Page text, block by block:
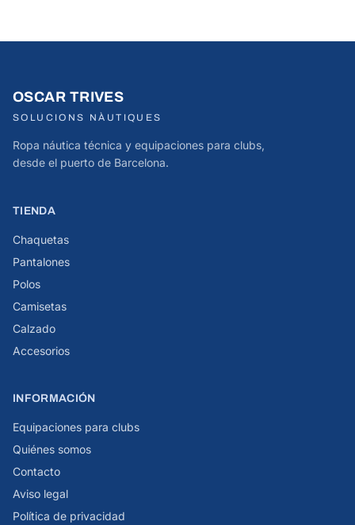
OSCAR TRIVES
SOLUCIONS NÀUTIQUES
Ropa náutica técnica y equipaciones para clubs,
desde el puerto de Barcelona.
TIENDA
Chaquetas
Pantalones
Polos
Camisetas
Calzado
Accesorios
INFORMACIÓN
Equipaciones para clubs
Quiénes somos
Contacto
Aviso legal
Política de privacidad